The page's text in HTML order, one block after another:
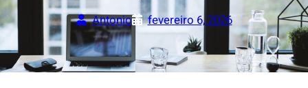
Antonio fevereiro 6, 2026